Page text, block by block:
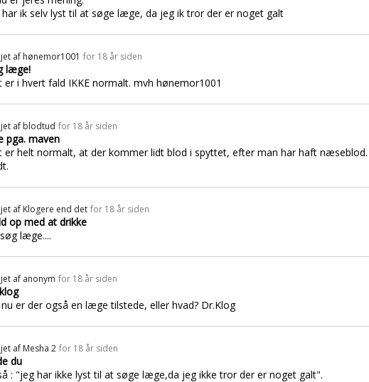
har ik selv lyst til at søge læge, da jeg ik tror der er noget galt
af hønemor1001 for 18 år siden
læge!
er i hvert fald IKKE normalt. mvh hønemor1001
af blodtud for 18 år siden
pga. maven
er helt normalt, at der kommer lidt blod i spyttet, efter man har haft
af Klogere end det for 18 år siden
op med at drikke
læge....
af anonym for 18 år siden
er der også en læge tilstede, eller hvad? Dr.Klog
af Mesha 2 for 18 år siden
du
: "jeg har ikke lyst til at søge læge,da jeg ikke tror der er noget galt".